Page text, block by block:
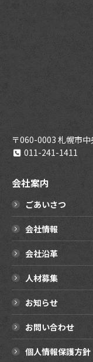
〒060-0003 札幌市
011-241-1411
会社案内
ごあいさつ
会社情報
会社沿革
人材募集
お知らせ
お問い合わせ
個人情報保護方針